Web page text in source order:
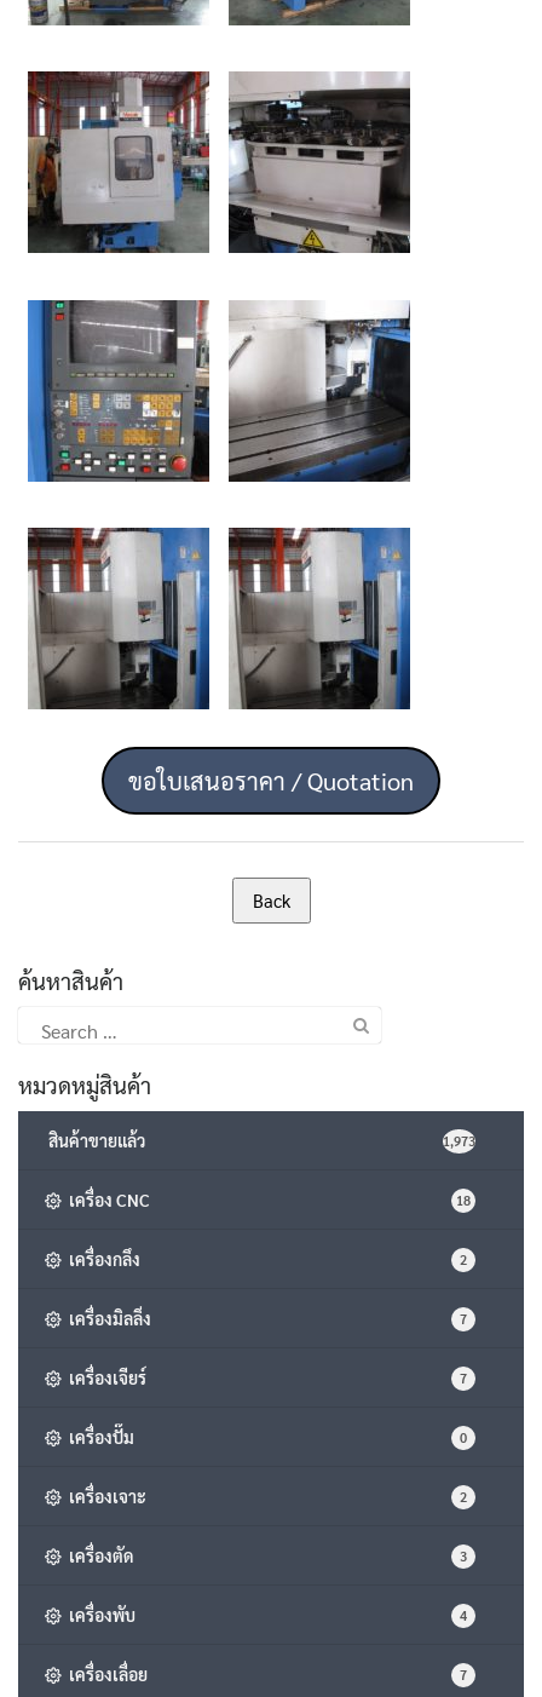
ขอใบเสนอราคา / Quotation
ค้นหาสินค้า
for:
หมวดหมู่สินค้า
สินค้าขายแล้ว 1,973
เครื่อง CNC 18
เครื่องกลึง 2
เครื่องมิลลิ่ง 7
เครื่องเจียร์ 7
เครื่องปั๊ม 0
เครื่องเจาะ 2
เครื่องตัด 3
เครื่องพับ 4
เครื่องเลื่อย 7